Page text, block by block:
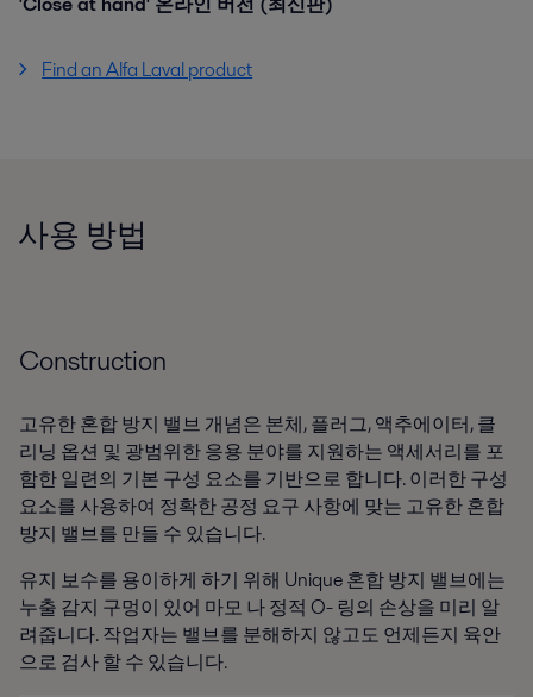
Find an Alfa Laval product
사용 방법
Construction
고유한 혼합 방지 밸브 개념은 본체, 플러그, 액추에이터, 클
리닝 옵션 및 광범위한 응용 분야를 지원하는 액세서리를 포
함한 일련의 기본 구성 요소를 기반으로 합니다. 이러한 구성
요소를 사용하여 정확한 공정 요구 사항에 맞는 고유한 혼합
방지 밸브를 만들 수 있습니다.
유지 보수를 용이하게 하기 위해 Unique 혼합 방지 밸브에는
누출 감지 구멍이 있어 마모 나 정적 O- 링의 손상을 미리 알
려줍니다. 작업자는 밸브를 분해하지 않고도 언제든지 육안
으로 검사 할 수 있습니다.